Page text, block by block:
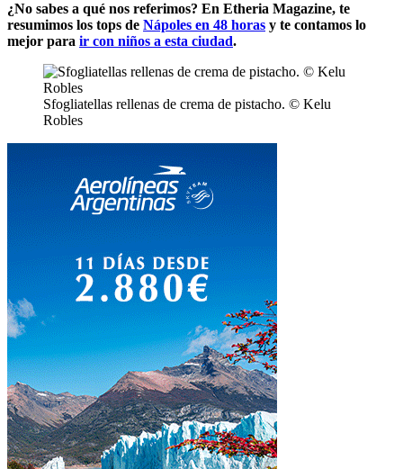
¿No sabes a qué nos referimos? En Etheria Magazine, te
resumimos los tops de Nápoles en 48 horas y te contamos lo
mejor para ir con niños a esta ciudad.
Sfogliatellas rellenas de crema de pistacho. © Kelu
Robles